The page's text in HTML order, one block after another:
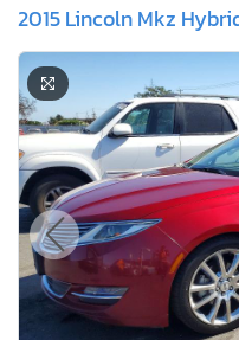
2015 Lincoln Mkz